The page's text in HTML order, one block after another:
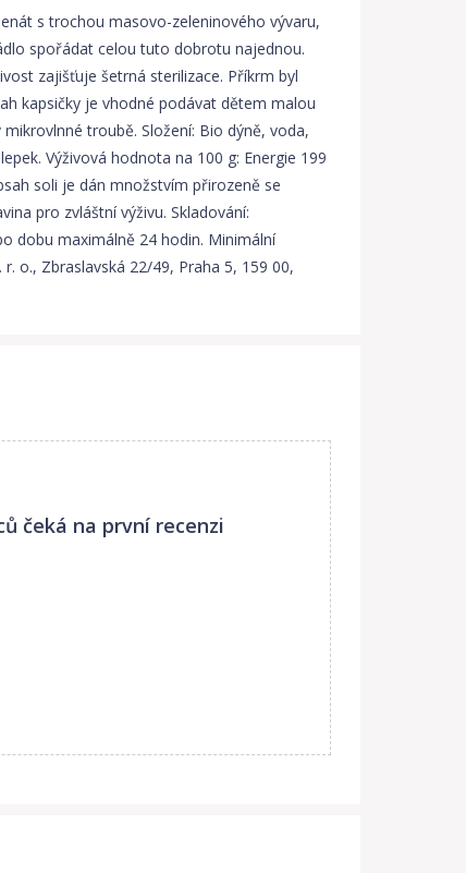
s trochou masovo-zeleninového vývaru,
spořádat celou tuto dobrotu najednou.
zajišťuje šetrná sterilizace. Příkrm byl
kapsičky je vhodné podávat dětem malou
troubě. Složení: Bio dýně, voda,
Výživová hodnota na 100 g: Energie 199
soli je dán množstvím přirozeně se
pro zvláštní výživu. Skladování:
dobu maximálně 24 hodin. Minimální
o., Zbraslavská 22/49, Praha 5, 159 00,
čeká na první recenzi